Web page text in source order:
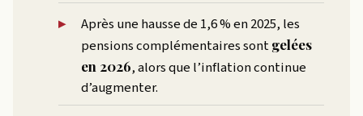
Après une hausse de 1,6 % en 2025, les
pensions complémentaires sontgelées
en 2026, alors que l’inflation continue
d’augmenter.